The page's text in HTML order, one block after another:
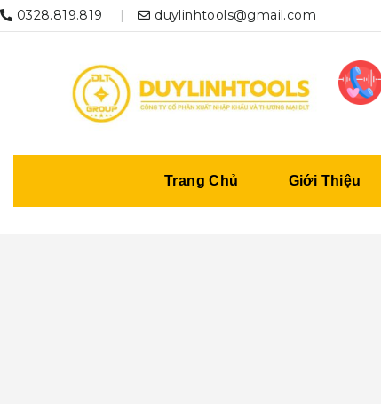
0328.819.819 duylinhtools@gmail.com
Trang Chủ Giới Thiệu